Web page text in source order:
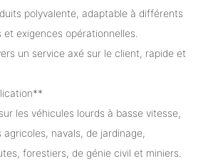
polyvalente, adaptable à différents
exigences opérationnelles.
un service axé sur le client, rapide et
les véhicules lourds à basse vitesse,
agricoles, navals, de jardinage,
forestiers, de génie civil et miniers.